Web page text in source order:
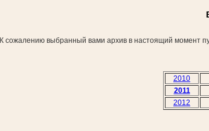
К сожалению выбранный вами архив в настоящий момент
2010
2011
2012